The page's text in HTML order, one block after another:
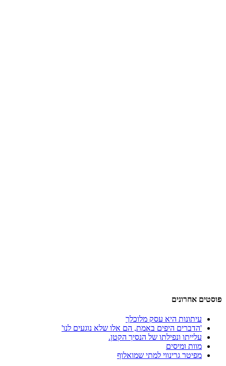
פוסטים אחרונים
עיתונות היא עסק מלוכלך
'הדברים היפים באמת, הם אלו שלא נוגעים לנו'
עלייתו ונפילתו של הנסיך הקטן.
מוות ומיסים
מפיטר גרינווי למתי שמואלוף